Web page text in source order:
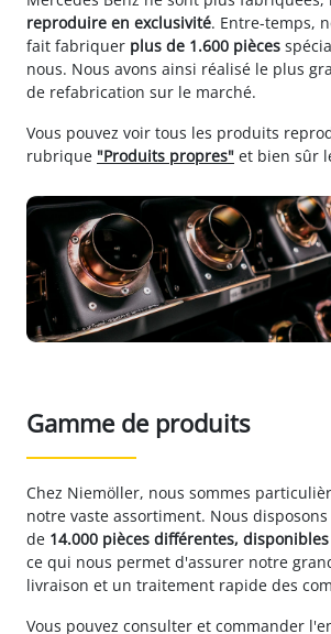
reproduire en exclusivité. Entre-temps,
fait fabriquer plus de 1.600 pièces
nous. Nous avons ainsi réalisé le plus
de refabrication sur le marché.
Vous pouvez voir tous les produits
rubrique "Produits propres" et bien sûr
Gamme de produits
Chez Niemöller, nous sommes
notre vaste assortiment. Nous
de 14.000 pièces différentes,
ce qui nous permet d'assurer notre
livraison et un traitement rapide des
Vous pouvez consulter et commander